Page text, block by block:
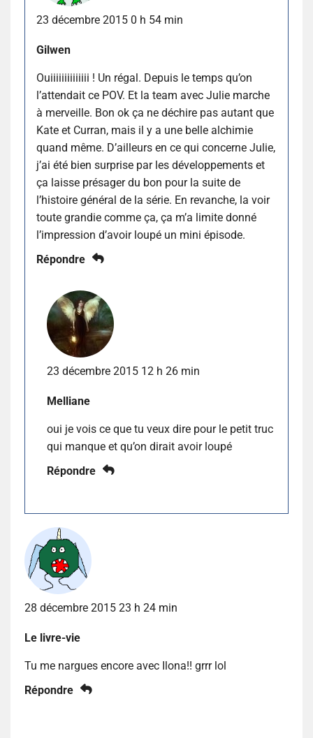
23 décembre 2015 0 h 54 min
Gilwen
Ouiiiiiiiiiiiiii ! Un régal. Depuis le temps qu’on
l’attendait ce POV. Et la team avec Julie marche
à merveille. Bon ok ça ne déchire pas autant que
Kate et Curran, mais il y a une belle alchimie
quand même. D’ailleurs en ce qui concerne Julie,
j’ai été bien surprise par les développements et
ça laisse présager du bon pour la suite de
l’histoire général de la série. En revanche, la voir
toute grandie comme ça, ça m’a limite donné
l’impression d’avoir loupé un mini épisode.
Répondre
23 décembre 2015 12 h 26 min
Melliane
oui je vois ce que tu veux dire pour le petit truc
qui manque et qu’on dirait avoir loupé
Répondre
28 décembre 2015 23 h 24 min
Le livre-vie
Tu me nargues encore avec Ilona!! grrr lol
Répondre